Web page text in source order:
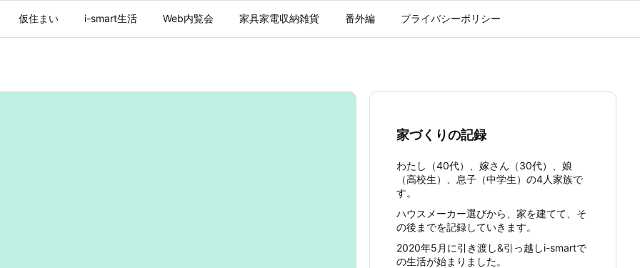
仮住まい i-smart生活 Web内覧会 家具家電収納雑貨 番外編 プライバシーポリシー
家づくりの記録
わたし（40代）、嫁さん（30代）、娘
（高校生）、息子（中学生）の4人家族で
す。
ハウスメーカー選びから、家を建てて、そ
の後までを記録していきます。
2020年5月に引き渡し&引っ越しi-smartで
の生活が始まりました。